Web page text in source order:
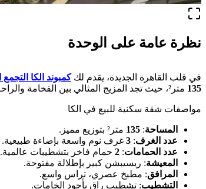
نظرة عامة على الوحدة
في قلب القاهرة الجديدة، يقدم لككمبوند الكا
135 متر²، حيث تجد المزيج المثالي بين الفخامة والراحة.
مواصفات شقة سكنية للبيع في الكا
المساحة:
135 متر² بتوزيع مميز.
عدد الغرف:
3 غرف نوم واسعة بإضاءة طبيعية.
عدد الحمامات:
2 حمام فاخر بتشطيبات عالمية.
المعيشة: ريسيبشن كبير بإطلالة مفتوحة.
المرافق: مطبخ عصري، تراس واسع.
التشطيب: تشطيب راقٍ بأجود الخامات.